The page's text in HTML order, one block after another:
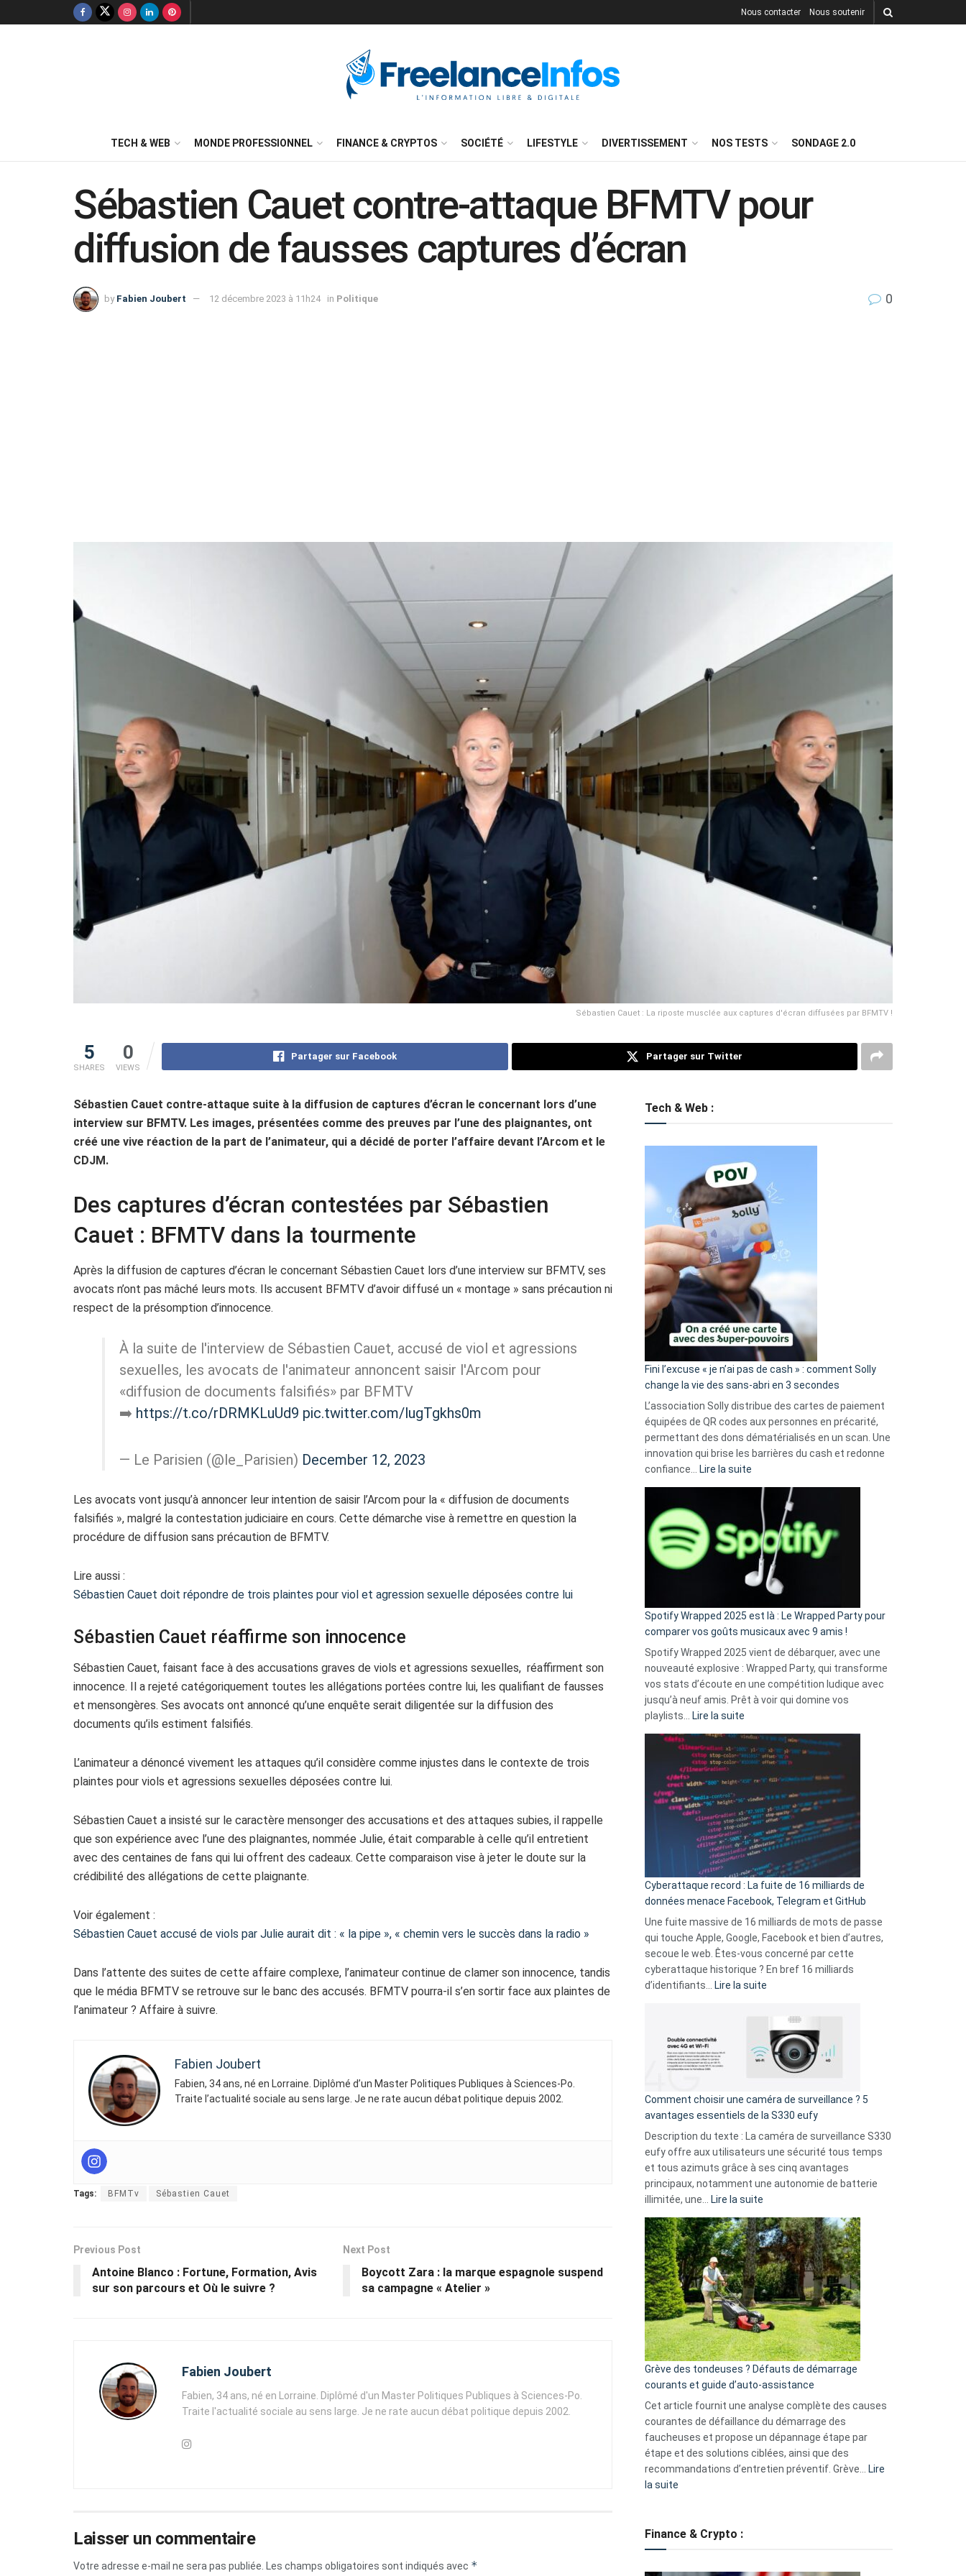
Nous contacter Nous soutenir
TECH & WEB MONDE PROFESSIONNEL FINANCE & CRYPTOS SOCIÉTÉ LIFESTYLE DIVERTISSEMENT NOS TESTS SONDAGE 2.0
Sébastien Cauet contre-attaque BFMTV pour
diffusion de fausses captures d’écran
by Fabien Joubert 12 décembre 2023 à 11h24 in Politique 0
Sébastien Cauet : La riposte musclée aux captures d'écran diffusées par BFMTV !
5
SHARES
0
VIEWS
Partager sur Facebook Partager sur Twitter
Sébastien Cauet contre-attaque suite à la diffusion de captures d’écran le concernant lors d’une
interview sur BFMTV. Les images, présentées comme des preuves par l’une des plaignantes, ont
créé une vive réaction de la part de l’animateur, qui a décidé de porter l’affaire devant l’Arcom et le
CDJM.
Des captures d’écran contestées par Sébastien
Cauet : BFMTV dans la tourmente
Après la diffusion de captures d’écran le concernant Sébastien Cauet lors d’une interview sur BFMTV, ses
avocats n’ont pas mâché leurs mots. Ils accusent BFMTV d’avoir diffusé un « montage » sans précaution ni
respect de la présomption d’innocence.
À la suite de l'interview de Sébastien Cauet, accusé de viol et agressions
sexuelles, les avocats de l'animateur annoncent saisir l'Arcom pour
«diffusion de documents falsifiés» par BFMTV
➡️ https://t.co/rDRMKLuUd9 pic.twitter.com/lugTgkhs0m
— Le Parisien (@le_Parisien) December 12, 2023
Les avocats vont jusqu’à annoncer leur intention de saisir l’Arcom pour la « diffusion de documents
falsifiés », malgré la contestation judiciaire en cours. Cette démarche vise à remettre en question la
procédure de diffusion sans précaution de BFMTV.
Lire aussi :
Sébastien Cauet doit répondre de trois plaintes pour viol et agression sexuelle déposées contre lui
Sébastien Cauet réaffirme son innocence
Sébastien Cauet, faisant face à des accusations graves de viols et agressions sexuelles, réaffirment son
innocence. Il a rejeté catégoriquement toutes les allégations portées contre lui, les qualifiant de fausses
et mensongères. Ses avocats ont annoncé qu’une enquête serait diligentée sur la diffusion des
documents qu’ils estiment falsifiés.
L’animateur a dénoncé vivement les attaques qu’il considère comme injustes dans le contexte de trois
plaintes pour viols et agressions sexuelles déposées contre lui.
Sébastien Cauet a insisté sur le caractère mensonger des accusations et des attaques subies, il rappelle
que son expérience avec l’une des plaignantes, nommée Julie, était comparable à celle qu’il entretient
avec des centaines de fans qui lui offrent des cadeaux. Cette comparaison vise à jeter le doute sur la
crédibilité des allégations de cette plaignante.
Voir également :
Sébastien Cauet accusé de viols par Julie aurait dit : « la pipe », « chemin vers le succès dans la radio »
Dans l’attente des suites de cette affaire complexe, l’animateur continue de clamer son innocence, tandis
que le média BFMTV se retrouve sur le banc des accusés. BFMTV pourra-il s’en sortir face aux plaintes de
l’animateur ? Affaire à suivre.
Fabien Joubert
Fabien, 34 ans, né en Lorraine. Diplômé d’un Master Politiques Publiques à Sciences-Po.
Traite l’actualité sociale au sens large. Je ne rate aucun débat politique depuis 2002.
Tags: BFMTv Sébastien Cauet
Previous Post
Antoine Blanco : Fortune, Formation, Avis
sur son parcours et Où le suivre ?
Next Post
Boycott Zara : la marque espagnole suspend
sa campagne « Atelier »
Fabien Joubert
Fabien, 34 ans, né en Lorraine. Diplômé d'un Master Politiques Publiques à Sciences-Po.
Traite l'actualité sociale au sens large. Je ne rate aucun débat politique depuis 2002.
Laisser un commentaire
Votre adresse e-mail ne sera pas publiée. Les champs obligatoires sont indiqués avec *
Tech & Web :
Fini l’excuse « je n’ai pas de cash » : comment Solly
change la vie des sans-abri en 3 secondes
L’association Solly distribue des cartes de paiement
équipées de QR codes aux personnes en précarité,
permettant des dons dématérialisés en un scan. Une
innovation qui brise les barrières du cash et redonne
confiance…
Lire la suite
l’excuse
je
n’ai
pas
de
cash
»
Solly
change
la
vie
sans-
abri
en
3
secondes
Spotify Wrapped 2025 est là : Le Wrapped Party pour
comparer vos goûts musicaux avec 9 amis !
Spotify Wrapped 2025 vient de débarquer, avec une
nouveauté explosive : Wrapped Party, qui transforme
vos stats d’écoute en une compétition ludique avec
jusqu’à neuf amis. Prêt à voir qui domine vos
playlists…
Lire la suite
Wrapped
2025
est
:
Le
Wrapped
Party
pour
comparer
vos
goûts
musicaux
avec
9
amis
Cyberattaque record : La fuite de 16 milliards de
données menace Facebook, Telegram et GitHub
Une fuite massive de 16 milliards de mots de passe
qui touche Apple, Google, Facebook et bien d’autres,
secoue le web. Êtes-vous concerné par cette
cyberattaque historique ? En bref 16 milliards
d’identifiants…
Lire la suite
record
La
fuite
16
milliards
données
menace
Facebook,
Telegram
GitHub
Comment choisir une caméra de surveillance ? 5
avantages essentiels de la S330 eufy
Description du texte : La caméra de surveillance S330
eufy offre aux utilisateurs une sécurité tous temps
et tous azimuts grâce à ses cinq avantages
principaux, notamment une autonomie de batterie
illimitée, une…
Lire la suite
choisir
une
caméra
de
surveillance
?
5
avantages
essentiels
de
la
S330
eufy
Grève des tondeuses ? Défauts de démarrage
courants et guide d’auto-assistance
Cet article fournit une analyse complète des causes
courantes de défaillance du démarrage des
faucheuses et propose un dépannage étape par
étape et des solutions ciblées, ainsi que des
recommandations d’entretien préventif. Grève…
Lire
la suite
tondeuses
Finance & Crypto :